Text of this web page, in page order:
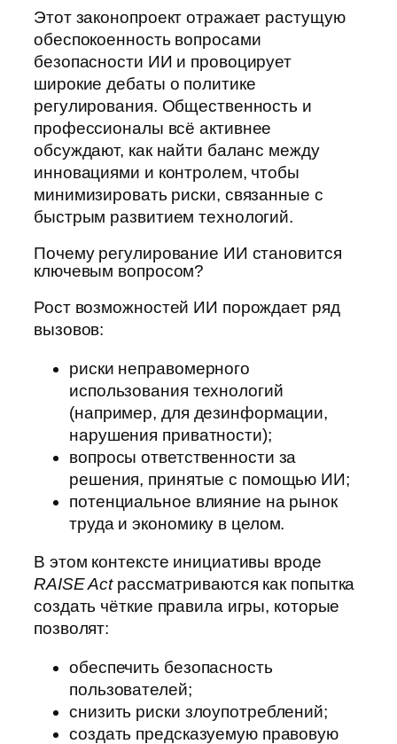
Этот законопроект отражает растущую
обеспокоенность вопросами
безопасности ИИ и провоцирует
широкие дебаты о политике
регулирования. Общественность и
профессионалы всё активнее
обсуждают, как найти баланс между
инновациями и контролем, чтобы
минимизировать риски, связанные с
быстрым развитием технологий.
Почему регулирование ИИ становится
ключевым вопросом?
Рост возможностей ИИ порождает ряд
вызовов:
риски неправомерного
использования технологий
(например, для дезинформации,
нарушения приватности);
вопросы ответственности за
решения, принятые с помощью ИИ;
потенциальное влияние на рынок
труда и экономику в целом.
В этом контексте инициативы вроде
RAISE Actрассматриваются как попытка
создать чёткие правила игры, которые
позволят:
обеспечить безопасность
пользователей;
снизить риски злоупотреблений;
создать предсказуемую правовую